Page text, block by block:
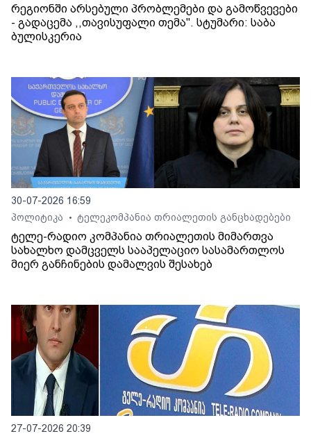
რეგიონში არსებული პრობლემები და გამოწვევები
- გადაცემა ,,თავისუფალი თემა". სტუმარი: საბა
ბულისკერია
30-07-2026 16:59
პოლიტიკა
• ტელეკომპანია თრიალეთის განცხადებები
ტელე-რადიო კომპანია თრიალეთის მიმართვა
სახალხო დამცველს სააპელაციო სასამართლოს
მიერ განჩინების დამალვის შესახებ
27-07-2026 20:39